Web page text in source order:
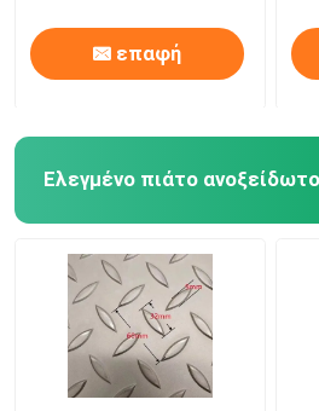
Κράμα Incoloy
Υλικό χαλκού
Υλικό αλουμινίου
πλάτος
επαφή
Ελεγμένο πιάτο